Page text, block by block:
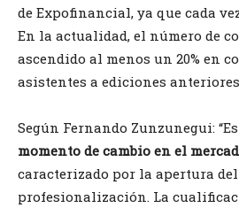
de Expofinancial, ya que cada
En la actualidad, el número de
ascendido al menos un 20% en
asistentes a ediciones
Según Fernando Zunzunegui:
momento de cambio en el
caracterizado por la apertura
profesionalización. La